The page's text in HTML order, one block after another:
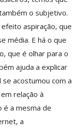
o subjetivo.
aspiração, que
média. E há o que
que é olhar para o
ajuda a explicar
acostumou com a
relação à
é a mesma de
a